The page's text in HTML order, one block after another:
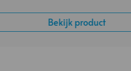
product